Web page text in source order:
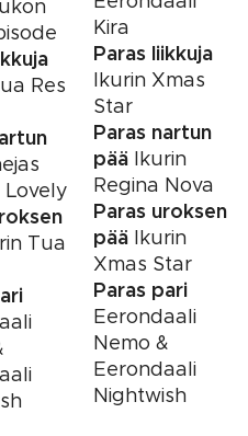
Res
Tua
Kira
Paras liikkuja
Ikurin Xmas
Star
Paras nartun
pää Ikurin
Regina Nova
Paras uroksen
pää Ikurin
Xmas Star
Paras pari
Eerondaali
Nemo &
Eerondaali
Nightwish